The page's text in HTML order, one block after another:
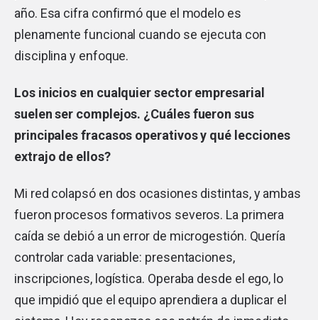
año. Esa cifra confirmó que el modelo es
plenamente funcional cuando se ejecuta con
disciplina y enfoque.
Los inicios en cualquier sector empresarial
suelen ser complejos. ¿Cuáles fueron sus
principales fracasos operativos y qué lecciones
extrajo de ellos?
Mi red colapsó en dos ocasiones distintas, y ambas
fueron procesos formativos severos. La primera
caída se debió a un error de microgestión. Quería
controlar cada variable: presentaciones,
inscripciones, logística. Operaba desde el ego, lo
que impidió que el equipo aprendiera a duplicar el